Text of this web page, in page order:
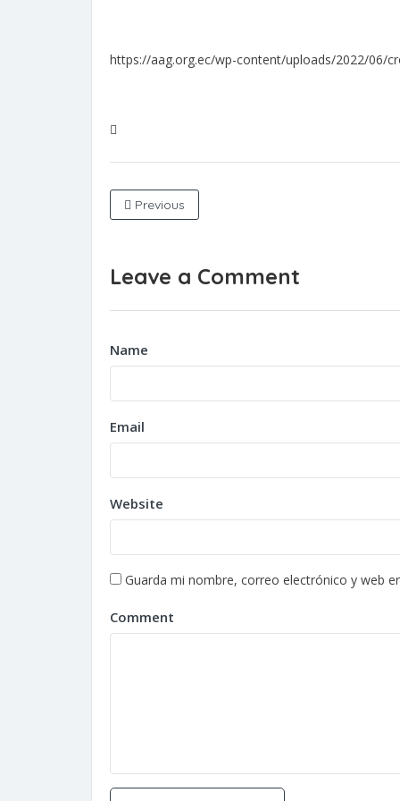
https://aag.org.ec/wp-content/uploads/2022/06/
Previous
Leave a Comment
Name
Email
Website
Guarda mi nombre, correo electrónico y web
Comment